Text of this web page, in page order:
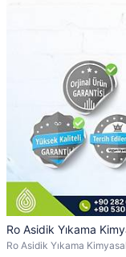
Ro Asidik Yıkama
Ro Asidik Yıkama